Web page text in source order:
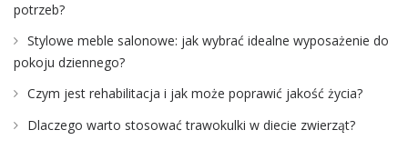
potrzeb?
Stylowe meble salonowe: jak wybrać idealne wyposażenie do
pokoju dziennego?
Czym jest rehabilitacja i jak może poprawić jakość życia?
Dlaczego warto stosować trawokulki w diecie zwierząt?